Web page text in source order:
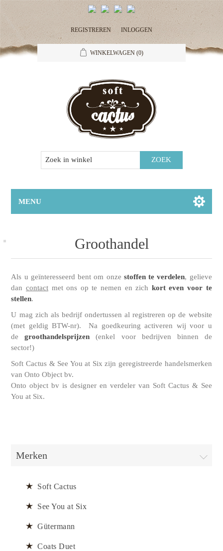
REGISTREREN INLOGGEN
WINKELWAGEN (0)
MENU
Groothandel
Als u geïnteresseerd bent om onze stoffen te verdelen, gelieve
dancontact met ons op te nemen en zich kort even voor te
stellen.
U mag zich als bedrijf ondertussen al registreren op de website
(met geldig BTW-nr). Na goedkeuring activeren wij voor u
degroothandelsprijzen (enkel voor bedrijven binnen de
sector!)
Soft Cactus & See You at Six zijn geregistreerde handelsmerken
van Onto Object bv.
Onto object bv is designer en verdeler van Soft Cactus & See
You at Six.
Merken
Soft Cactus
See You at Six
Gütermann
Coats Duet